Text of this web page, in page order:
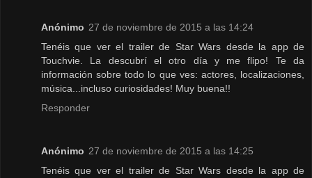
Anónimo 27 de noviembre de 2015 a las 14:24
Tenéis que ver el trailer de Star Wars desde la app de
Touchvie. La descubrí el otro día y me flipo! Te da
información sobre todo lo que ves: actores, localizaciones,
música...incluso curiosidades! Muy buena!!
Responder
Anónimo 27 de noviembre de 2015 a las 14:25
Tenéis que ver el trailer de Star Wars desde la app de